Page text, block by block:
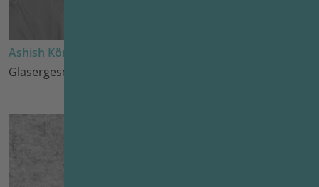
Ashish Kömmerling
Glasergeselle seit 2022